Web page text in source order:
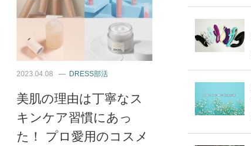
2023.04.08 DRESS部活
美肌の理由は丁寧なス
キンケア習慣にあっ
た！ プロ愛用のコスメ